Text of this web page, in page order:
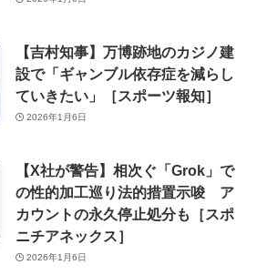
【吉村知事】万博跡地のカジノ建
設で「ギャンブル依存症を減らし
ていきたい」［スポーツ報知］
2026年1月6日
【X社が警告】相次ぐ「Grok」で
の性的加工巡り法的措置示唆 ア
カウントの永久停止処分も［スポ
ニチアネックス］
2026年1月6日